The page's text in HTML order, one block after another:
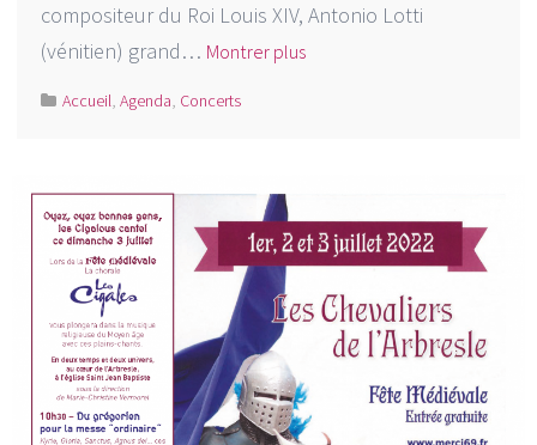
compositeur du Roi Louis XIV, Antonio Lotti
(vénitien) grand… Montrer plus
Accueil,Agenda, Concerts